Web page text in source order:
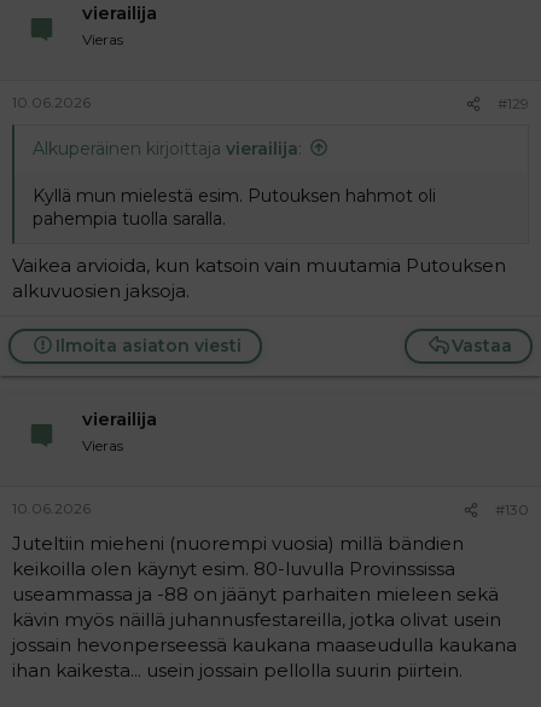
vierailija
Vieras
10.06.2026 #129
Alkuperäinen kirjoittaja vierailija:
Kyllä mun mielestä esim. Putouksen hahmot oli
pahempia tuolla saralla.
Vaikea arvioida, kun katsoin vain muutamia Putouksen
alkuvuosien jaksoja.
Vastaa
Ilmoita asiaton viesti
vierailija
Vieras
10.06.2026 #130
Juteltiin mieheni (nuorempi vuosia) millä bändien
keikoilla olen käynyt esim. 80-luvulla Provinssissa
useammassa ja -88 on jäänyt parhaiten mieleen sekä
kävin myös näillä juhannusfestareilla, jotka olivat usein
jossain hevonperseessä kaukana maaseudulla kaukana
ihan kaikesta... usein jossain pellolla suurin piirtein.